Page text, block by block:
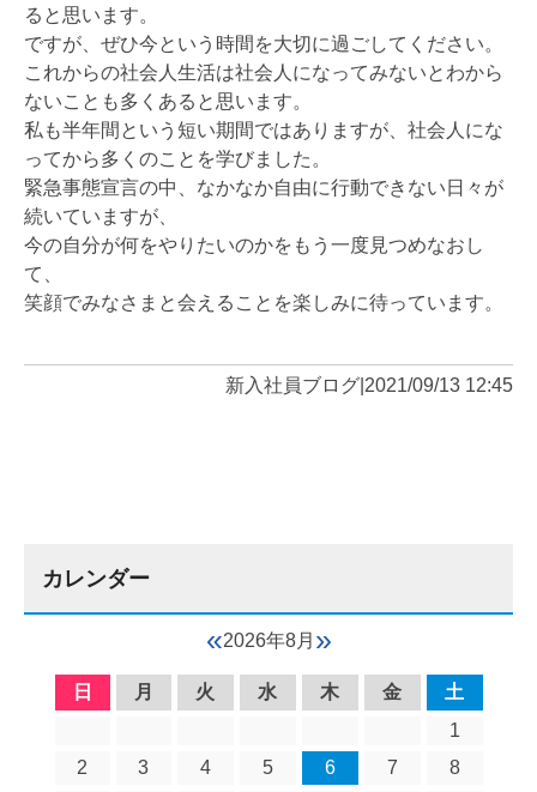
ると思います。
ですが、ぜひ今という時間を大切に過ごしてください。
これからの社会人生活は社会人になってみないとわから
ないことも多くあると思います。
私も半年間という短い期間ではありますが、社会人にな
ってから多くのことを学びました。
緊急事態宣言の中、なかなか自由に行動できない日々が
続いていますが、
今の自分が何をやりたいのかをもう一度見つめなおし
て、
笑顔でみなさまと会えることを楽しみに待っています。
新入社員ブログ 2021/09/13 12:45
カレンダー
«2026年8月 »
日 月 火 水 木 金
土
1
2
3 4 5 6 7
8